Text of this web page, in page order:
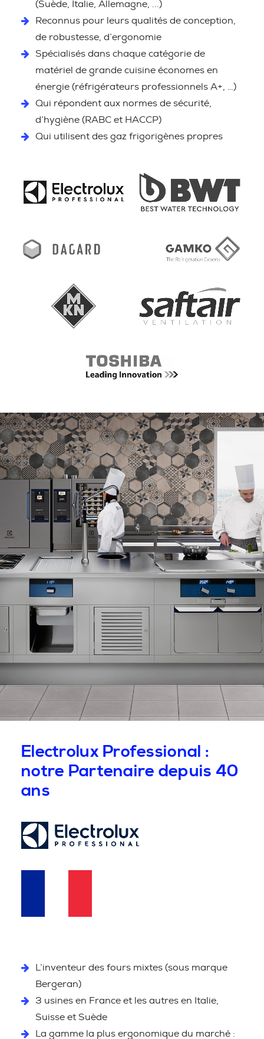
(Suède, Italie, Allemagne, ...)
Reconnus pour leurs qualités de conception,
de robustesse, d’ergonomie
Spécialisés dans chaque catégorie de
matériel de grande cuisine économes en
énergie (réfrigérateurs professionnels A+, …)
Qui répondent aux normes de sécurité,
d’hygiène (RABC et HACCP)
Qui utilisent des gaz frigorigènes propres
Electrolux Professional :
notre Partenaire depuis 40
ans
L’inventeur des fours mixtes (sous marque
Bergeran)
3 usines en France et les autres en Italie,
Suisse et Suède
La gamme la plus ergonomique du marché :